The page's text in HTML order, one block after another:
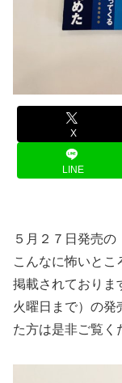
X
LINE
５月２７日発売
こんなに怖いと
掲載されておりま
火曜日まで）の発
た方は是非ご覧く